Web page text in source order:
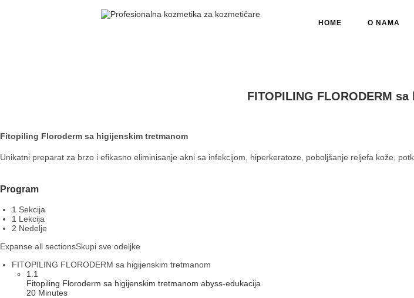
HOME O NAMA
FITOPILING FLORODERM
Fitopiling Floroderm sa higijenskim tretmanom
Unikatni preparat za brzo i efikasno eliminisanje akni sa infekcijom, hiperkeratoze, poboljšanje reljefa kože,
Program
1 Sekcija
1 Lekcija
2 Nedelje
Expanse all sectionsSkupi sve odeljke
FITOPILING FLORODERM sa higijenskim tretmanom
1.1
Fitopiling Floroderm sa higijenskim tretmanom abyss-edukacija
20 Minutes